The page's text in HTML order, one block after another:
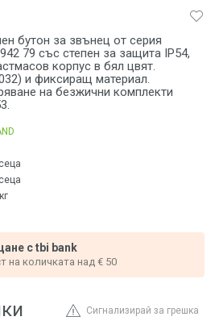
бутон за звънец от серия
79 със степен за защита IP54,
корпус в бял цвят.
и фиксиращ материал.
на безжични комплекти
кг
с tbi bank
на количката над € 50
Сигнализирай за грешка